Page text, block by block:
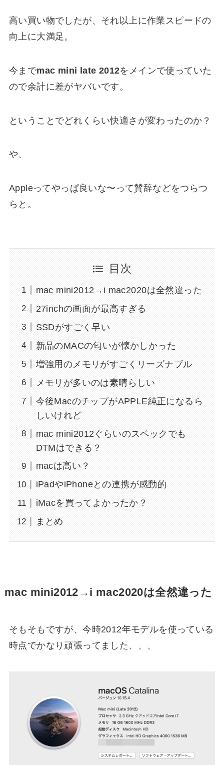
高い買い物でしたが、それ以上に作業スピードの
向上に大満足。
今までmac mini late 2012をメインで使っていた
ので余計に差がヤバいです。
ということでどれくらい快適さが変わったのか？
や、
Appleってやっぱ良いな〜って賛辞などをつらつ
らと。
目次
mac mini2012→i mac2020は全然違った
27inchの画面が最高すぎる
SSDがすごく早い
新品のMACの匂いが懐かしかった
増強用のメモリがすごくリーズナブル
メモリが多いのは素晴らしい
今後MacのチップがAPPLE純正になるら
しいけれど
mac mini2012ぐらいのスペックでも
DTMはできる？
macは高い？
iPadやiPhoneとの連携が感動的
iMacを買ってよかったか？
まとめ
mac mini2012→i mac2020は全然違った
そもそもですが、今時2012年モデルを使っている
時点でかなり頑張ってました、、、